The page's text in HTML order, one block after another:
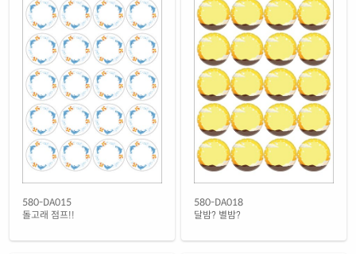
흰색 광택 방수 시치미 잉크젯
RV580LU-FA010잉크젯 전용
재질 설명
흰색 광택 레이저
CL580LG-FA010레이저 전용
재질 설명
흰색 광택 시치미 레이저
RV580LG-FA010레이저 전용
재질 설명
흰색(25μm) 광택 방수 레이저
CL580TW-FA010 레이저 전용
재질 설명
흰색(50μm) 광택 방수 레이저
CL580WP-FA010
레이저 전용
흰색 무광 방수 레이저
580-DA015
돌고래 점프!!
580-DA018
달밤? 별밤?